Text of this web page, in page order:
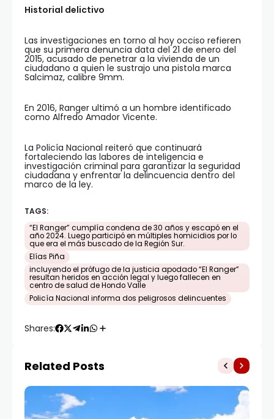
Historial delictivo
Las investigaciones en torno al hoy occiso refieren
que su primera denuncia data del 21 de enero del
2015, acusado de penetrar a la vivienda de un
ciudadano a quien le sustrajo una pistola marca
Salcimaz, calibre 9mm.
En 2016, Ranger ultimó a un hombre identificado
como Alfredo Amador Vicente.
La Policía Nacional reiteró que continuará
fortaleciendo las labores de inteligencia e
investigación criminal para garantizar la seguridad
ciudadana y enfrentar la delincuencia dentro del
marco de la ley.
TAGS:
“El Ranger” cumplía condena de 30 años y escapó en el
año 2024. Luego participó en múltiples homicidios por lo
que era el más buscado de la Región Sur.
Elías Piña
incluyendo el prófugo de la justicia apodado “El Ranger”
resultan heridos en acción legal y luego fallecen en
centro de salud de Hondo Valle
Policía Nacional informa dos peligrosos delincuentes
Shares:
Related Posts